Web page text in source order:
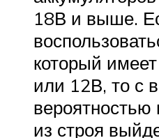
18В и выше.
который
или 12В, то с
из строя